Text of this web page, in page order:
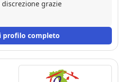
grazie
profilo completo